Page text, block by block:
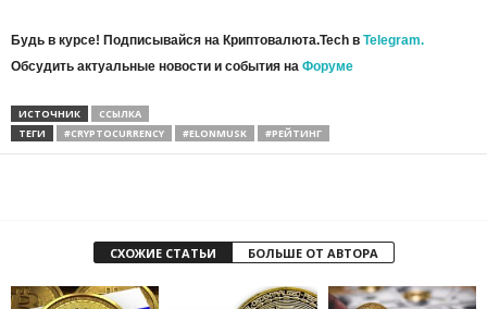
Будь в курсе! Подписывайся на Криптовалюта.Tech в Telegram.
Обсудить актуальные новости и события на Форуме
ИСТОЧНИК
ССЫЛКА
ТЕГИ
#CRYPTOCURRENCY #ELONMUSK #РЕЙТИНГ
СХОЖИЕ СТАТЬИ БОЛЬШЕ ОТ АВТОРА